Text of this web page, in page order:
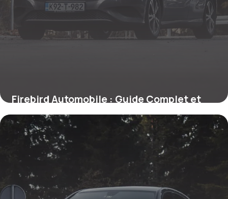
Firebird Automobile : Guide Complet et
Prix
25 mai 2026